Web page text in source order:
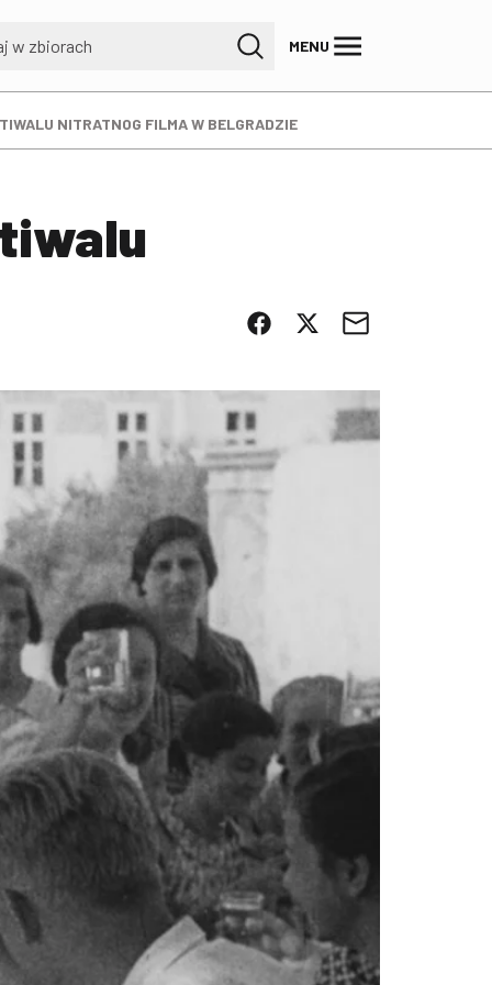
MENU
NITRATNOG FILMA W BELGRADZIE